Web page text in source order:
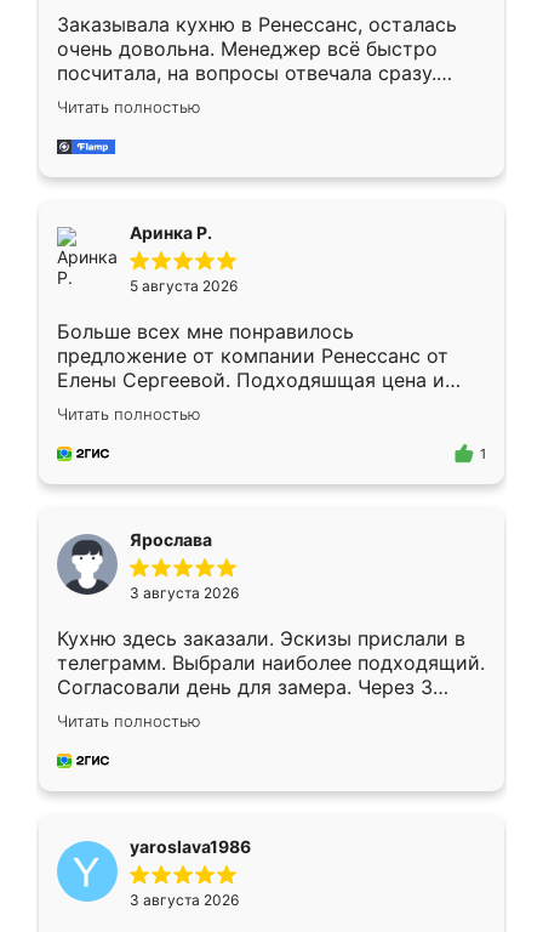
Заказывала кухню в Ренессанс, осталась
очень довольна. Менеджер всё быстро
посчитала, на вопросы отвечала сразу.
Замерщик приехал в субботу, подошёл к
делу со всей ответственностью. Собрали
за день, ребята работали аккуратно, даже
Читать полностью
Аринка Р.
5 августа 2026
Больше всех мне понравилось
предложение от компании Ренессанс от
Елены Сергеевой. Подходяшщая цена и
короткие сроки изготовления. Приехавший
для замера сотрудник Владислав
предложил по моему эскизу самый
Читать полностью
1
Ярослава
3 августа 2026
Кухню здесь заказали. Эскизы прислали в
телеграмм. Выбрали наиболее подходящий.
Согласовали день для замера. Через 3
недели кухня была уже готова. Остались
довольны работой. Спасибо Ренессанс
мебель за качественную работу!
Читать полностью
yaroslava1986
3 августа 2026